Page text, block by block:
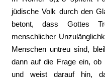
jüdische Volk durch den
betont, dass Gottes
menschlicher
Menschen untreu sind,
dann auf die Frage ein,
und weist darauf hin,